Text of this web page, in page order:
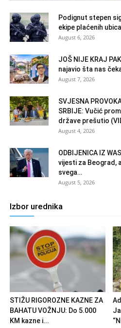
Podignut stepen
ekipe plaćenih
August 6, 2026
JOŠ NIJE KRAJ
najavio šta nas
August 7, 2026
SVJESNA
SRBIJE: Vučić
države prešutio
August 4, 2026
ODBIJENICA IZ
vijesti za Beograd,
svega…
August 5, 2026
Izbor urednika
STIŽU RIGOROZNE KAZNE ZA
BAHATU VOŽNJU: Do 5.000
KM kazne i...